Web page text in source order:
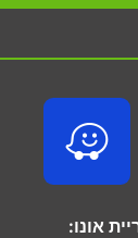
אונו: